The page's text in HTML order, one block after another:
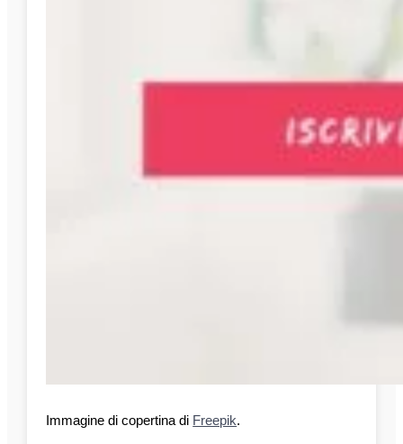
Immagine di copertina di Freepik.